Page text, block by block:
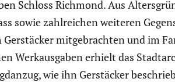
Schloss Richmond. Aus
sowie zahlrei­chen weiteren
mitge­brachten und im
Werkaus­gaben erhielt das
wie ihn Gerstä­cker